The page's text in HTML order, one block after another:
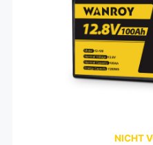
NICHT